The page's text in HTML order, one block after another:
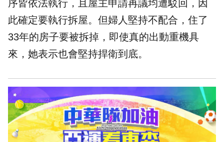
序皆依法執行，且屋主申請再議均遭駁回，因
此確定要執行拆屋。但婦人堅持不配合，住了
33年的房子要被拆掉，即使真的出動重機具
來，她表示也會堅持捍衛到底。